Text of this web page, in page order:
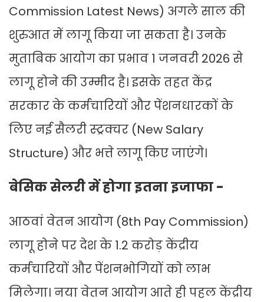
Commission Latest News) अगले साल की
शुरुआत में लागू किया जा सकता है। उनके
मुताबिक आयोग का प्रभाव 1 जनवरी 2026 से
लागू होने की उम्मीद है। इसके तहत केंद्र
सरकार के कर्मचारियों और पेंशनधारकों के
लिए नई सैलरी स्ट्रक्चर (New Salary
Structure) और भत्ते लागू किए जाएंगे।
बेसिक सेलरी में होगा इतना इजाफा -
आठवां वेतन आयोग (8th Pay Commission)
लागू होने पर देश के 1.2 करोड़ केंद्रीय
कर्मचारियों और पेंशनभोगियों को लाभ
मिलेगा। नया वेतन आयोग आते ही पहल केंद्रीय